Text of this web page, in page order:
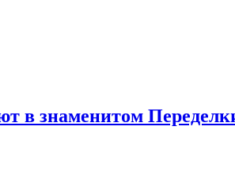
в знаменитом